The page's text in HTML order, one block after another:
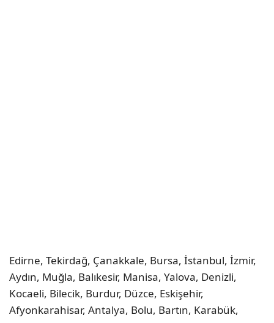
Edirne, Tekirdağ, Çanakkale, Bursa, İstanbul, İzmir,
Aydın, Muğla, Balıkesir, Manisa, Yalova, Denizli,
Kocaeli, Bilecik, Burdur, Düzce, Eskişehir,
Afyonkarahisar, Antalya, Bolu, Bartın, Karabük,